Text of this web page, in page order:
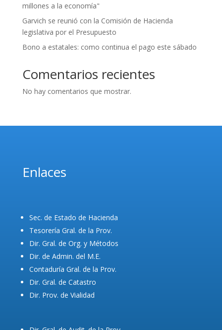
millones a la economía"
Garvich se reunió con la Comisión de Hacienda
legislativa por el Presupuesto
Bono a estatales: como continua el pago este sábado
Comentarios recientes
No hay comentarios que mostrar.
Enlaces
Sec. de Estado de Hacienda
Tesorería Gral. de la Prov.
Dir. Gral. de Org. y Métodos
Dir. de Admin. del M.E.
Contaduría Gral. de la Prov.
Dir. Gral. de Catastro
Dir. Prov. de Vialidad